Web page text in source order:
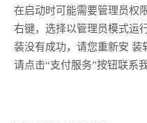
在启动时可能需要管理员权
右键，选择以管理员模式运
装没有成功，请您重新安 装
请点击“支付服务”按钮联系